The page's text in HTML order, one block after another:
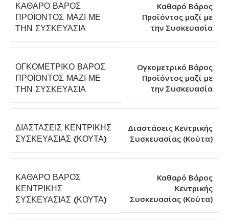
ΚΑΘΑΡΌ ΒΆΡΟΣ
ΠΡΟΪΌΝΤΟΣ ΜΑΖΊ ΜΕ
ΤΗΝ ΣΥΣΚΕΥΑΣΊΑ
Καθαρό Βάρος
Προϊόντος μαζί με
την Συσκευασία
ΟΓΚΟΜΕΤΡΙΚΌ ΒΆΡΟΣ
ΠΡΟΪΌΝΤΟΣ ΜΑΖΊ ΜΕ
ΤΗΝ ΣΥΣΚΕΥΑΣΊΑ
Ογκομετρικό Βάρος
Προϊόντος μαζί με
την Συσκευασία
ΔΙΑΣΤΆΣΕΙΣ ΚΕΝΤΡΙΚΉΣ
ΣΥΣΚΕΥΑΣΊΑΣ (ΚΟΎΤΑ)
Διαστάσεις Κεντρικής
Συσκευασίας (Κούτα)
ΚΑΘΑΡΌ ΒΆΡΟΣ
ΚΕΝΤΡΙΚΉΣ
ΣΥΣΚΕΥΑΣΊΑΣ (ΚΟΎΤΑ)
Καθαρό Βάρος
Κεντρικής
Συσκευασίας (Κούτα)